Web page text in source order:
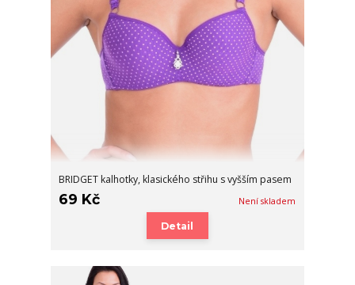
BRIDGET kalhotky, klasického střihu s vyšším pasem
69 Kč Není skladem
Detail